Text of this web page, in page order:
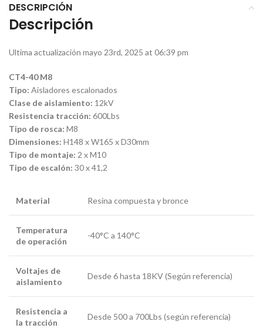
DESCRIPCIÓN
Descripción
Ultima actualización mayo 23rd, 2025 at 06:39 pm
CT4-40 M8
Tipo: Aisladores escalonados
Clase de aislamiento: 12kV
Resistencia tracción: 600Lbs
Tipo de rosca: M8
Dimensiones: H148 x W165 x D30mm
Tipo de montaje: 2 x M10
Tipo de escalón: 30 x 41,2
Material Resina compuesta y bronce
Temperatura
de operación
-40°C a 140°C
Voltajes de
aislamiento
Desde 6 hasta 18KV (Según referencia)
Resistencia a
la tracción
Desde 500 a 700Lbs (según referencia)